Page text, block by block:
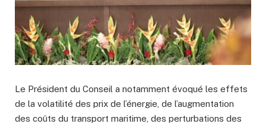
Le Président du Conseil a notamment évoqué les effets
de la volatilité des prix de l’énergie, de l’augmentation
des coûts du transport maritime, des perturbations des